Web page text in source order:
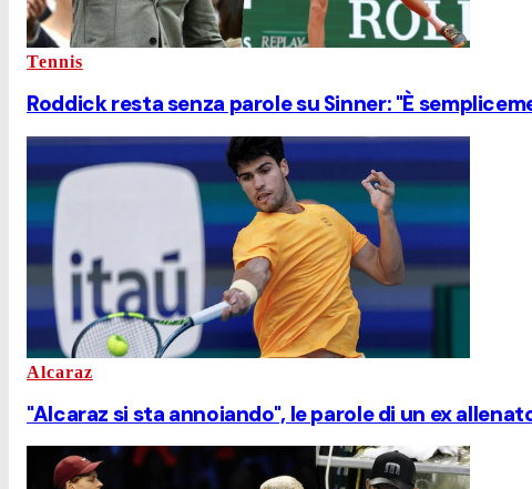
Tennis
Roddick resta senza parole su Sinner: "È
Alcaraz
"Alcaraz si sta annoiando", le parole di un ex